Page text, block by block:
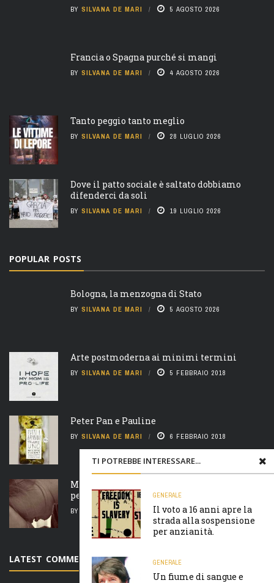
TI POTREBBE INTERESSARE...
GENERALE
Il voto a 16 anni apre la
strada alla sospensione
per anzianità.
GENERALE
Un fiume di sangue e
BY SILVANA DE MARI 5 AGOSTO 2026
Francia o Spagna purché si mangi
BY SILVANA DE MARI 4 AGOSTO 2026
Tanto peggio tanto meglio
BY SILVANA DE MARI 28 LUGLIO 2026
Dove il patto sociale è saltato dobbiamo
difenderci da soli
BY SILVANA DE MARI 19 LUGLIO 2026
POPULAR POSTS
Bologna, la menzogna di Stato
BY SILVANA DE MARI 5 AGOSTO 2026
Arte postmoderna ai minimi termini
BY SILVANA DE MARI 5 FEBBRAIO 2018
Peter Pan e Pauline
BY SILVANA DE MARI 6 FEBBRAIO 2018
Madre natura è un’ arcigna megera e non
perdona nulla
BY SILVANA DE MARI 7 FEBBRAIO 2018
LATEST COMMENTS